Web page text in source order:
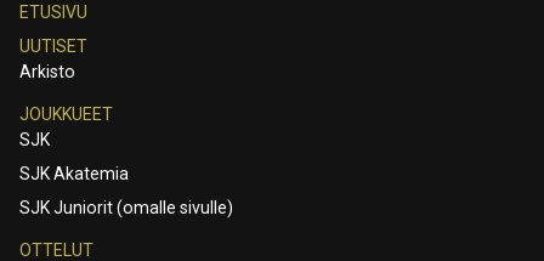
ETUSIVU
UUTISET
Arkisto
JOUKKUEET
SJK
SJK Akatemia
SJK Juniorit (omalle sivulle)
OTTELUT